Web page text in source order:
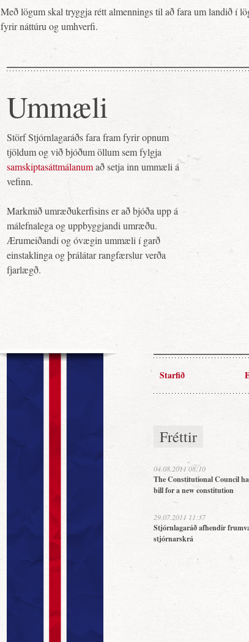
Með lögum skal tryggja rétt almennings til að fara um landið í
fyrir náttúru og umhverfi.
Ummæli
Störf Stjórnlagaráðs fara fram fyrir opnum
tjöldum og við bjóðum öllum sem fylgja
samskiptasáttmálanumað setja inn ummæli á
vefinn.
Markmið umræðukerfisins er að bjóða upp á
málefnalega og uppbyggjandi umræðu.
Ærumeiðandi og óvægin ummæli í garð
einstaklinga og þrálátar rangfærslur verða
fjarlægð.
Starfið
Fréttir
04.08.2011 08:10
The Constitutional Council
bill for a new constitution
29.07.2011 11:37
Stjórnlagaráð afhendir
stjórnarskrá